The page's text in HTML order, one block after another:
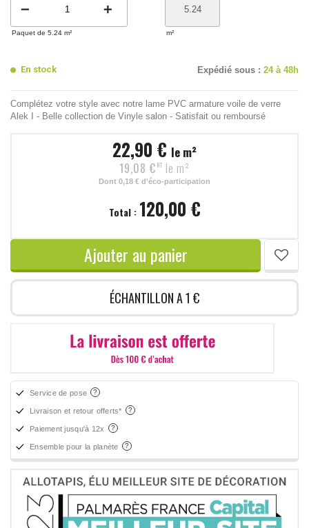
remove add
Paquet de 5.24 m² m²
En stock Expédié sous : 24 à 48h
Complétez votre style avec notre lame PVC armature voile de verre
Alek I - Belle collection de Vinyle salon - Satisfait ou remboursé
22,90 € le m²
19,08 € HT le m²
Dont 0,18 € d'éco-participation
Total : 120,00 €
Ajouter au panier
ÉCHANTILLON A 1 €
Service de pose
Livraison et retour offerts*
Paiement jusqu'à 12x
Ensemble pour la planète